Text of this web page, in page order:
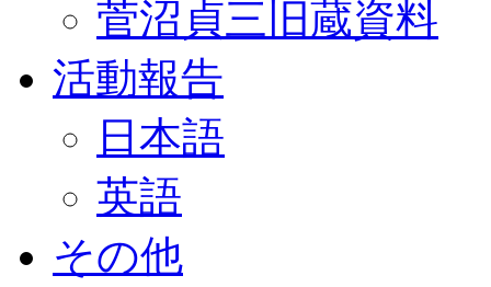
菅沼貞三旧蔵資料
活動報告
日本語
英語
その他